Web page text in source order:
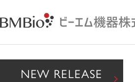
NEW RELEASE